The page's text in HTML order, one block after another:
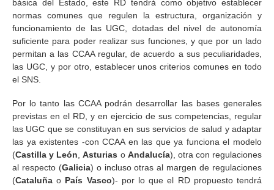
básica del Estado, este RD tendrá como objetivo establecer
normas comunes que regulen la estructura, organización y
funcionamiento de las UGC, dotadas del nivel de autonomía
suficiente para poder realizar sus funciones, y que por un lado
permitan a las CCAA regular, de acuerdo a sus peculiaridades,
las UGC, y por otro, establecer unos criterios comunes en todo
el SNS.
Por lo tanto las CCAA podrán desarrollar las bases generales
previstas en el RD, y en ejercicio de sus competencias, regular
las UGC que se constituyan en sus servicios de salud y adaptar
las ya existentes -con CCAA en las que ya funciona el modelo
(Castilla y León ,Asturias o Andalucía), otra con regulaciones
al respecto (Galicia) o incluso otras al margen de regulaciones
(Cataluña o País Vasco)- por lo que el RD propuesto tendrá